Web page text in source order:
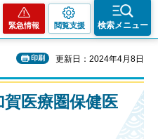
緊急情報 閲覧支援 検索メニュー
印刷 更新日：2024年4月8日
医療圏保健医